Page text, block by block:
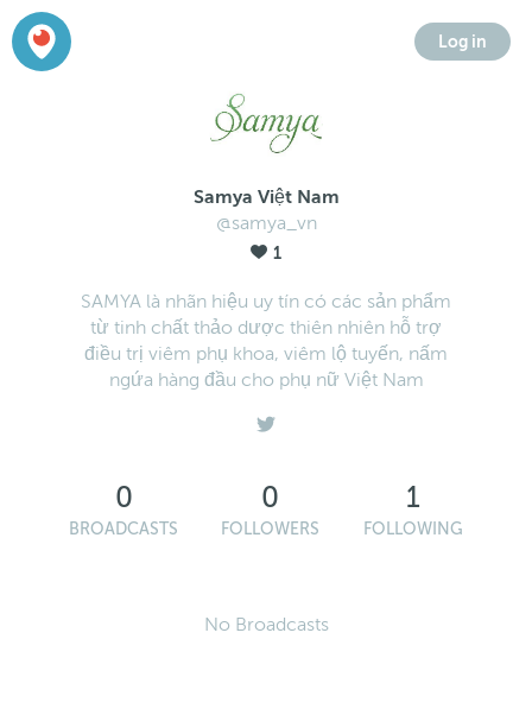
Log in
Samya Việt Nam
@samya_vn
1
SAMYA là nhãn hiệu uy tín có các sản phẩm
từ tinh chất thảo dược thiên nhiên hỗ trợ
điều trị viêm phụ khoa, viêm lộ tuyến, nấm
ngứa hàng đầu cho phụ nữ Việt Nam
0
BROADCASTS
0
FOLLOWERS
1
FOLLOWING
No Broadcasts